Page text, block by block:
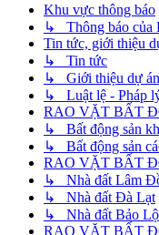
Khu vực thông báo
↳ Thông báo của
Tin tức, giới thiệu
↳ Tin tức
↳ Giới thiệu dự án
↳ Luật lệ - Pháp
RAO VẶT BẤT
↳ Bất động sản
↳ Bất động sản
RAO VẶT BẤT
↳ Nhà đất Lâm
↳ Nhà đất Đà Lạt
↳ Nhà đất Bảo
RAO VẶT BẤT